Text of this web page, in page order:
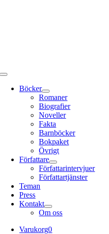
Toggle
Navigation
Böcker
Romaner
Biografier
Noveller
Fakta
Barnböcker
Bokpaket
Övrigt
Författare
Författarintervjuer
Författartjänster
Teman
Press
Kontakt
Om oss
Varukorg0